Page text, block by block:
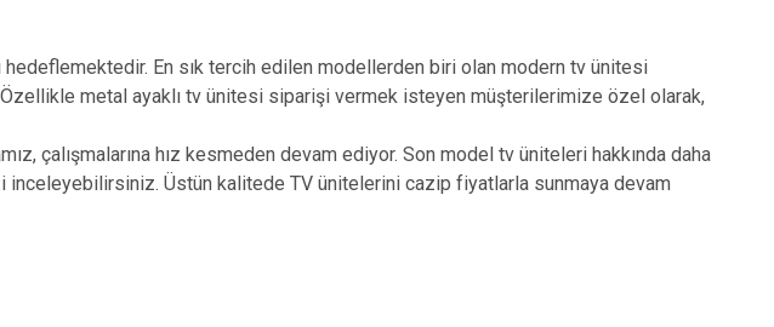
En sık tercih edilen modellerden biri olan modern tv ünitesi
metal ayaklı tv ünitesi siparişi vermek isteyen müşterilerimize özel olarak,
çalışmalarına hız kesmeden devam ediyor. Son model tv üniteleri hakkında daha
Üstün kalitede TV ünitelerini cazip fiyatlarla sunmaya devam